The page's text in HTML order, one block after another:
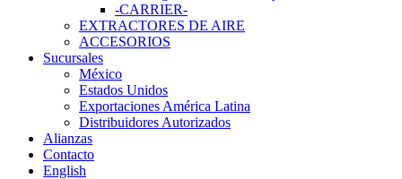
-CARRIER-
EXTRACTORES DE AIRE
ACCESORIOS
Sucursales
México
Estados Unidos
Exportaciones América Latina
Distribuidores Autorizados
Alianzas
Contacto
English